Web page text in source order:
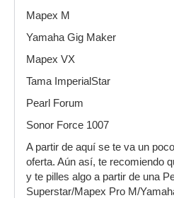
Mapex M
Yamaha Gig Maker
Mapex VX
Tama ImperialStar
Pearl Forum
Sonor Force 1007
A partir de aquí se te va un
oferta. Aún así, te recomiendo
y te pilles algo a partir de una
Superstar/Mapex Pro M/